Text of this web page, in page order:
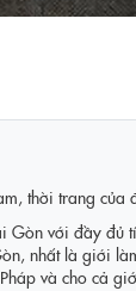
thời trang
với đầy đủ
nhất là giới
và cho cả